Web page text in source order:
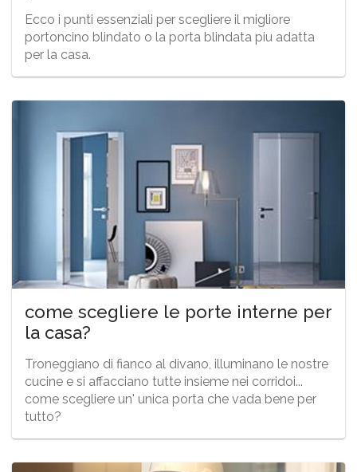
Ecco i punti essenziali per scegliere il migliore
portoncino blindato o la porta blindata piu adatta
per la casa.
come scegliere le porte interne per
la casa?
Troneggiano di fianco al divano, illuminano le nostre
cucine e si affacciano tutte insieme nei corridoi...
come scegliere un' unica porta che vada bene per
tutto?